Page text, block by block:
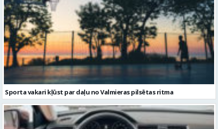
Sporta vakari kļūst par daļu no Valmieras pilsētas ritma